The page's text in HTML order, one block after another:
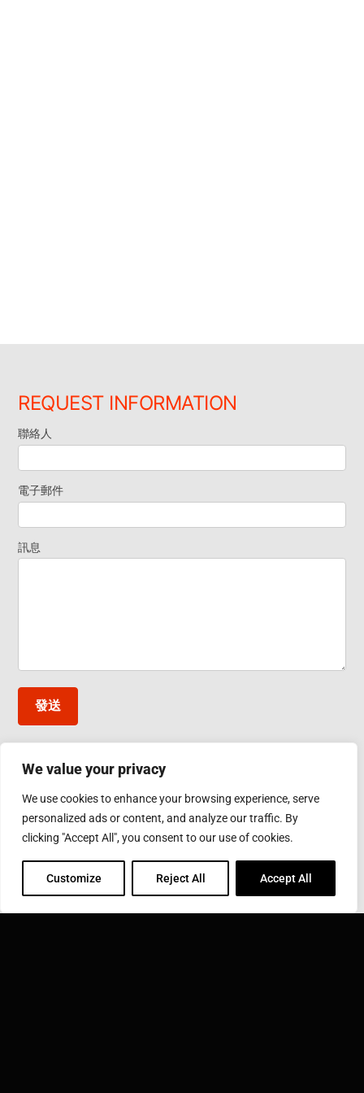
We value your privacy
We use cookies to enhance your browsing experience, serve
personalized ads or content, and analyze our traffic. By
clicking "Accept All", you consent to our use of cookies.
Customize Reject All Accept All
REQUEST INFORMATION
索
取
資
聯絡人
電子郵件
訊息
發送
台灣應達股份有限公司
彰化縣鹿港鎮彰濱工業區工業西五路10號
Phone: 886-4-7811630
Fax: 886-4-7811631